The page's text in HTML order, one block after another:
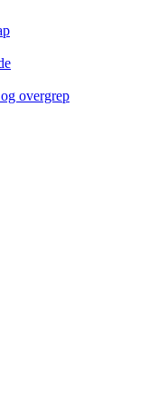
overgrep